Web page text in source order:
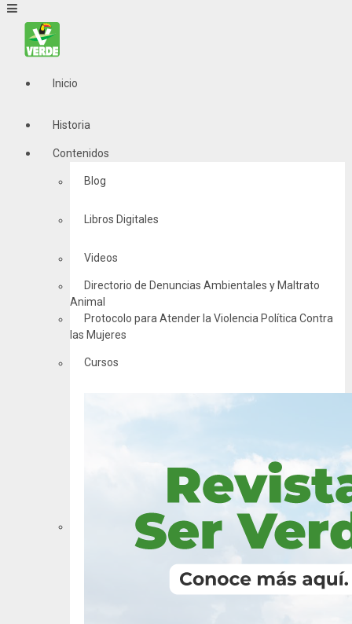
Inicio
Historia
Contenidos
Blog
Libros Digitales
Videos
Directorio de Denuncias Ambientales y Maltrato
Animal
Protocolo para Atender la Violencia Política Contra
las Mujeres
Cursos